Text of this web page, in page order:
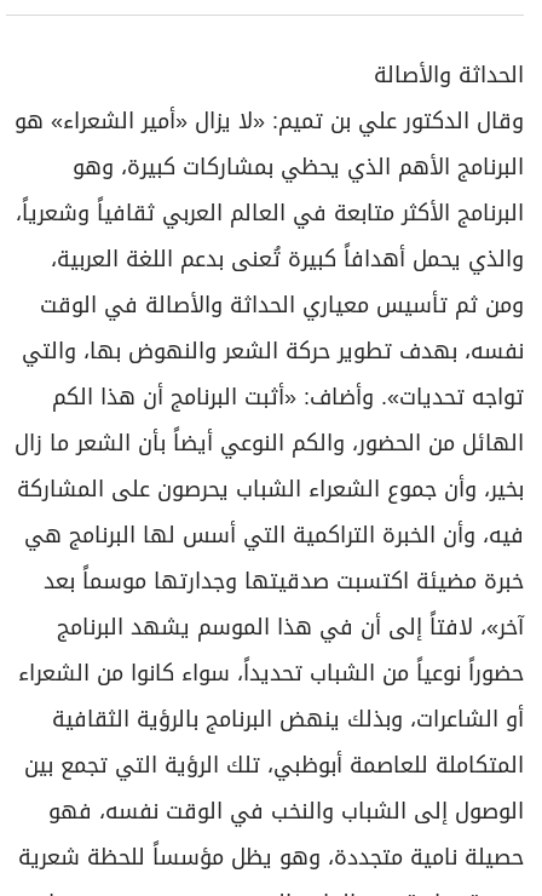
الحداثة والأصالة
وقال الدكتور علي بن تميم: «لا يزال «أمير الشعراء» هو
البرنامج الأهم الذي يحظي بمشاركات كبيرة، وهو
البرنامج الأكثر متابعة في العالم العربي ثقافياً وشعرياً،
والذي يحمل أهدافاً كبيرة تُعنى بدعم اللغة العربية،
ومن ثم تأسيس معياري الحداثة والأصالة في الوقت
نفسه، بهدف تطوير حركة الشعر والنهوض بها، والتي
تواجه تحديات». وأضاف: «أثبت البرنامج أن هذا الكم
الهائل من الحضور، والكم النوعي أيضاً بأن الشعر ما زال
بخير، وأن جموع الشعراء الشباب يحرصون على المشاركة
فيه، وأن الخبرة التراكمية التي أسس لها البرنامج هي
خبرة مضيئة اكتسبت صدقيتها وجدارتها موسماً بعد
آخر»، لافتاً إلى أن في هذا الموسم يشهد البرنامج
حضوراً نوعياً من الشباب تحديداً، سواء كانوا من الشعراء
أو الشاعرات، وبذلك ينهض البرنامج بالرؤية الثقافية
المتكاملة للعاصمة أبوظبي، تلك الرؤية التي تجمع بين
الوصول إلى الشباب والنخب في الوقت نفسه، فهو
حصيلة نامية متجددة، وهو يظل مؤسساً للحظة شعرية